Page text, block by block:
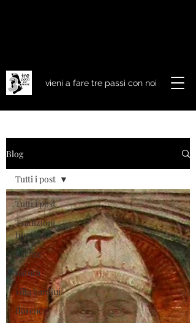
vieni a fare tre passi con noi
Blog
Tutti i post
Tradizioni
fiorentine
firenze
natura
villa bardini
florence
Tutti i post